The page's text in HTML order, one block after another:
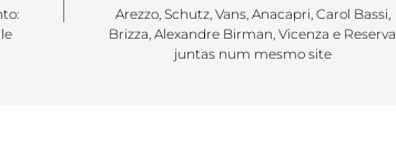
Arezzo, Schutz, Vans, Anacapri, Carol Bassi,
Brizza, Alexandre Birman, Vicenza e Reserva
juntas num mesmo site